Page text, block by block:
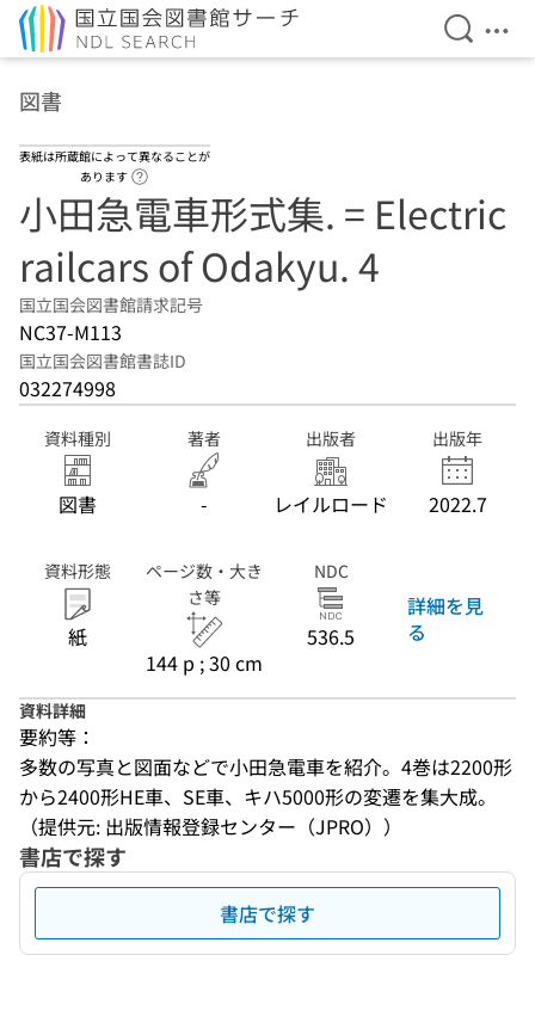
検索を
メ
図書
表紙は所蔵館によって異なることが
あります
小田急電車形式集. = Electric
railcars of Odakyu. 4
国立国会図書館請求記号
NC37-M113
国立国会図書館書誌ID
032274998
資料種別
図書
著者
-
出版者
レイルロード
出版年
2022.7
資料形態
紙
ページ数・大き
さ等
144 p ; 30 cm
NDC
536.5
詳細を見
る
資料詳細
要約等：
多数の写真と図面などで小田急電車を紹介。4巻は2200形
から2400形HE車、SE車、キハ5000形の変遷を集大成。
（提供元: 出版情報登録センター（JPRO））
書店で探す
書店で探す